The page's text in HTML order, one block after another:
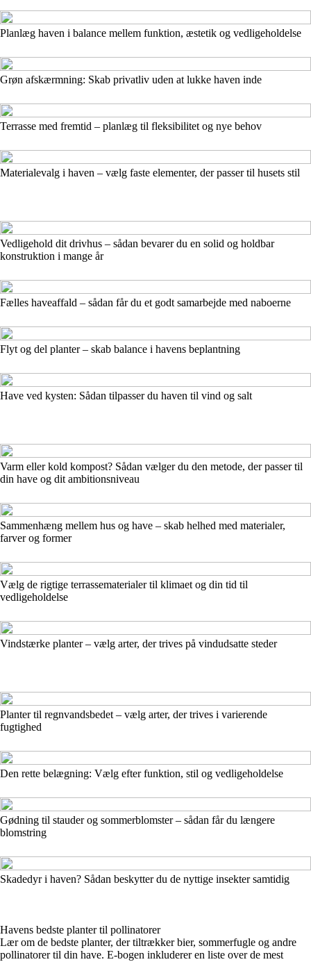
Planlæg haven i balance mellem funktion, æstetik og vedligeholdelse
Grøn afskærmning: Skab privatliv uden at lukke haven inde
Terrasse med fremtid – planlæg til fleksibilitet og nye behov
Materialevalg i haven – vælg faste elementer, der passer til husets stil
Vedligehold dit drivhus – sådan bevarer du en solid og holdbar
konstruktion i mange år
Fælles haveaffald – sådan får du et godt samarbejde med naboerne
Flyt og del planter – skab balance i havens beplantning
Have ved kysten: Sådan tilpasser du haven til vind og salt
Varm eller kold kompost? Sådan vælger du den metode, der passer til
din have og dit ambitionsniveau
Sammenhæng mellem hus og have – skab helhed med materialer,
farver og former
Vælg de rigtige terrassematerialer til klimaet og din tid til
vedligeholdelse
Vindstærke planter – vælg arter, der trives på vindudsatte steder
Planter til regnvandsbedet – vælg arter, der trives i varierende
fugtighed
Den rette belægning: Vælg efter funktion, stil og vedligeholdelse
Gødning til stauder og sommerblomster – sådan får du længere
blomstring
Skadedyr i haven? Sådan beskytter du de nyttige insekter samtidig
Havens bedste planter til pollinatorer
Lær om de bedste planter, der tiltrækker bier, sommerfugle og andre
pollinatorer til din have. E-bogen inkluderer en liste over de mest